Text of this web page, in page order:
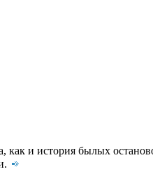
и история былых